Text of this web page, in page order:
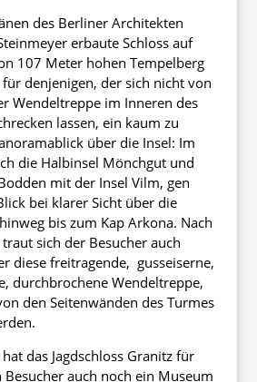
des Berliner Architekten
erbaute Schloss auf
107 Meter hohen Tempelberg
denjenigen, der sich nicht von
Wendeltreppe im Inneren des
lassen, ein kaum zu
über die Insel: Im
die Halbinsel Mönchgut und
mit der Insel Vilm, gen
bei klarer Sicht über die
bis zum Kap Arkona. Nach
sich der Besucher auch
diese freitragende, gusseiserne,
durchbrochene Wendeltreppe,
den Seitenwänden des Turmes
das Jagdschloss Granitz für
auch noch ein Museum